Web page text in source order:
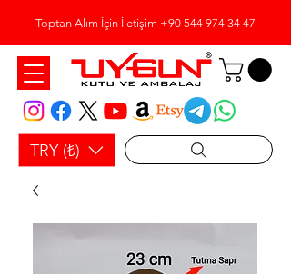
Toptan Alım İçin İletişim +90 544 974 34 47
TRY (₺)